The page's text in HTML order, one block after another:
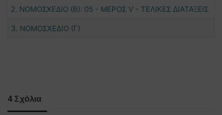
2. ΝΟΜΟΣΧΕΔΙΟ (B): 05 - ΜΕΡΟΣ V - ΤΕΛΙΚΕΣ ΔΙΑΤΑΞΕΙΣ
3. ΝΟΜΟΣΧΕΔΙΟ (Γ)
4 Σχόλια